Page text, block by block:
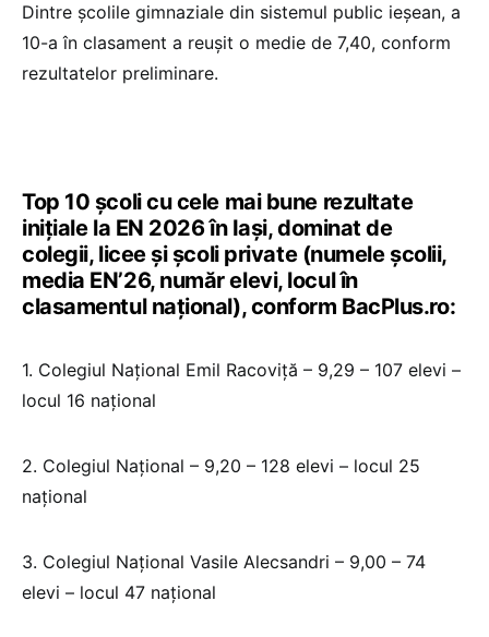
Dintre școlile gimnaziale din sistemul public ieșean, a
10-a în clasament a reușit o medie de 7,40, conform
rezultatelor preliminare.
Top 10 școli cu cele mai bune rezultate
inițiale la EN 2026 în Iași, dominat de
colegii, licee și școli private (numele școlii,
media EN’26, număr elevi, locul în
clasamentul național), conform BacPlus.ro:
1. Colegiul Național Emil Racoviță – 9,29 – 107 elevi –
locul 16 național
2. Colegiul Național – 9,20 – 128 elevi – locul 25
național
3. Colegiul Național Vasile Alecsandri – 9,00 – 74
elevi – locul 47 național